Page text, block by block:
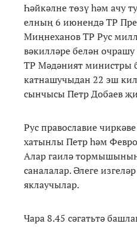
Һәйкәлне төзү һәм ачу
елның 6 июнендә ТР
Миңнеханов ТР Рус
вәкилләре белән
ТР Мәдәният министры
катнашучыдан 22 эш
сынчысы Петр Добаев
Рус православие
хатынлы Петр һәм
Алар гаилә
саналалар. Әлеге
яклаучылар.
Чара 8.45 сәгатьтә